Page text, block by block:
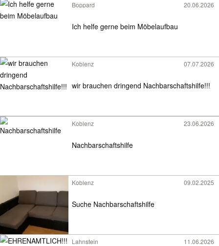
Boppard 20.06.2026
Ich helfe gerne beim Möbelaufbau
Koblenz 07.07.2026
wir brauchen dringend Nachbarschaftshilfe!!!
Koblenz 23.06.2026
Nachbarschaftshilfe
Koblenz 09.02.2025
Suche Nachbarschaftshilfe
Lahnstein 11.06.2026